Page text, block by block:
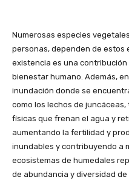
Numerosas especies
personas, dependen de estos
existencia es una
bienestar humano. Además,
inundación donde se
como los lechos de
físicas que frenan el agua y
aumentando la fertilidad y
inundables y contribuyendo a
ecosistemas de humedales
de abundancia y diversidad